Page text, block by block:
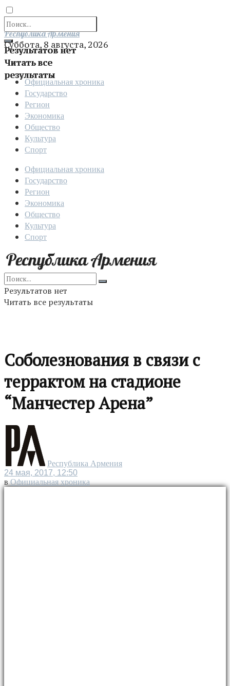
Результатов нет
Читать все
результаты
Отправить
Республика Армения
Суббота, 8 августа, 2026
Официальная хроника
Государство
Регион
Экономика
Общество
Культура
Спорт
Официальная хроника
Государство
Регион
Экономика
Общество
Культура
Спорт
Результатов нет
Читать все результаты
Cоболезнования в связи с
террактом на стадионе
“Манчестер Арена”
Республика Армения
24 мая, 2017, 12:50
в Официальная хроника